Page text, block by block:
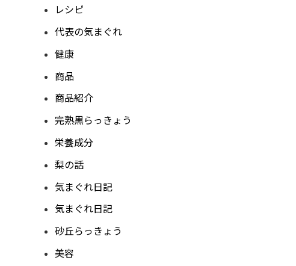
レシピ
代表の気まぐれ
健康
商品
商品紹介
完熟黒らっきょう
栄養成分
梨の話
気まぐれ日記
気まぐれ日記
砂丘らっきょう
美容